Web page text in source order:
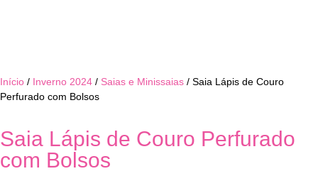
Início / Inverno 2024 / Saias e Minissaias / Saia Lápis de Couro
Perfurado com Bolsos
Saia Lápis de Couro Perfurado
com Bolsos